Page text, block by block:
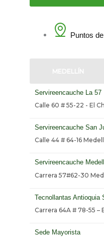
Puntos
MEDELLÍN
Servireencauche La 57
Calle 60 # 55-22 - El
Servireencauche San
Calle 44 # 64-16
Servireencauche
Carrera 57#62-30
Tecnollantas Antioquia
Carrera 64A # 78-55 –
Sede Mayorista